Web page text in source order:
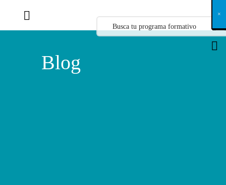
Blog
X
×
×
×
×
×
×
×
×
×
×
×
×
×
×
×
×
×
×
×
×
×
×
×
×
×
×
×
×
×
×
×
×
×
×
×
×
×
×
×
×
×
×
×
×
×
×
×
×
×
×
×
×
×
×
×
×
×
×
×
×
×
×
×
×
×
×
×
×
×
×
×
×
×
×
×
×
×
×
×
×
×
×
×
×
×
×
×
×
×
×
×
×
×
×
×
×
×
×
×
×
×
×
×
×
×
×
×
×
×
×
×
×
×
×
×
×
×
×
×
×
×
×
×
×
×
×
×
×
×
×
×
×
×
×
×
×
×
×
×
×
×
×
×
×
×
×
×
×
×
×
×
×
×
×
×
×
×
×
×
×
×
×
×
×
×
×
×
×
×
×
×
×
×
×
×
×
×
×
×
×
×
×
×
×
×
×
×
×
×
×
×
×
×
×
×
×
×
×
×
×
×
×
×
×
×
×
×
×
×
×
×
×
×
×
×
×